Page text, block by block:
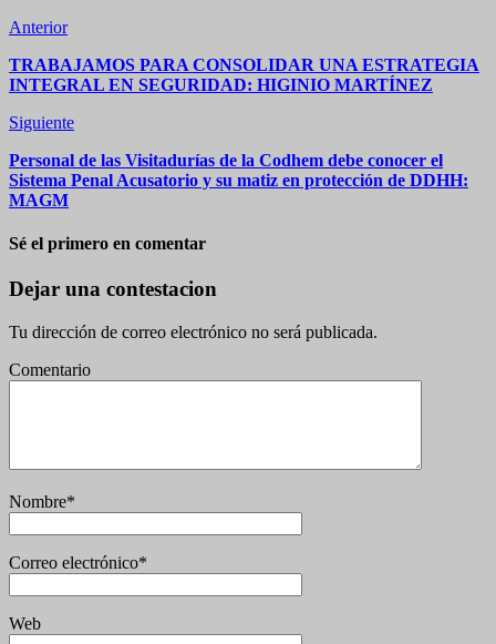
Anterior
TRABAJAMOS PARA CONSOLIDAR UNA ESTRATEGIA
INTEGRAL EN SEGURIDAD: HIGINIO MARTÍNEZ
Siguiente
Personal de las Visitadurías de la Codhem debe conocer el
Sistema Penal Acusatorio y su matiz en protección de DDHH:
MAGM
Sé el primero en comentar
Dejar una contestacion
Tu dirección de correo electrónico no será publicada.
Comentario
Nombre*
Correo electrónico*
Web